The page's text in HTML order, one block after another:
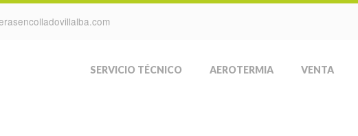
SERVICIO TÉCNICO AEROTERMIA VENTA